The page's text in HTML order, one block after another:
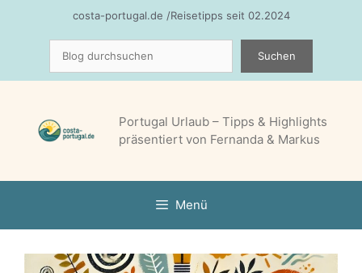
costa-portugal.de /Reisetipps seit 02.2024
Suchen
Portugal Urlaub – Tipps & Highlights
präsentiert von Fernanda & Markus
Menü